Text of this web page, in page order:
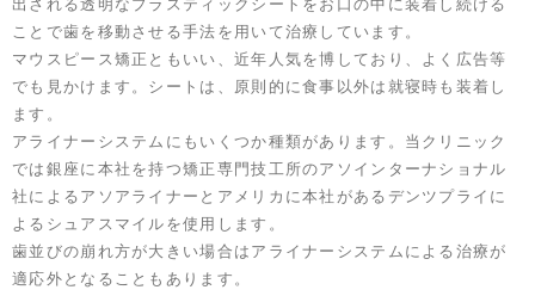
出される透明なプラスティックシートをお口の中に装着し続ける
ことで歯を移動させる手法を用いて治療しています。
マウスピース矯正ともいい、近年人気を博しており、よく広告等
でも見かけます。シートは、原則的に食事以外は就寝時も装着し
ます。
アライナーシステムにもいくつか種類があります。当クリニック
では銀座に本社を持つ矯正専門技工所のアソインターナショナル
社によるアソアライナーとアメリカに本社があるデンツプライに
よるシュアスマイルを使用します。
歯並びの崩れ方が大きい場合はアライナーシステムによる治療が
適応外となることもあります。